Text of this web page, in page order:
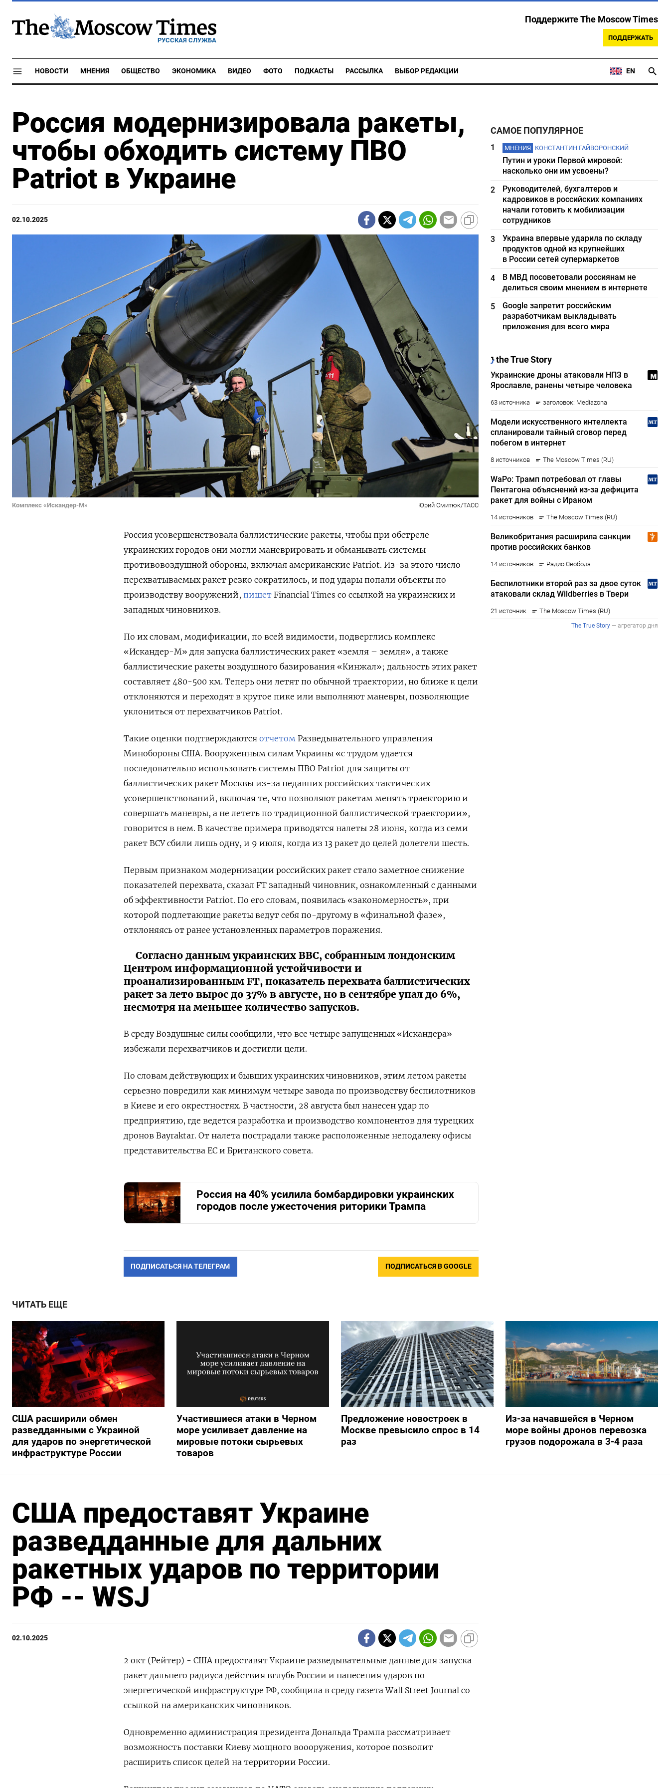
РУССКАЯ СЛУЖБА
Поддержите The Moscow Times
ПОДДЕРЖАТЬ
НОВОСТИ МНЕНИЯ ОБЩЕСТВО ЭКОНОМИКА ВИДЕО ФОТО ПОДКАСТЫ РАССЫЛКА ВЫБОР РЕДАКЦИИ EN
Россия модернизировала ракеты,
чтобы обходить систему ПВО
Patriot в Украине
02.10.2025
Комплекс «Искандер-М» Юрий Смитюк/ТАСС
Россия усовершенствовала баллистические ракеты, чтобы при обстреле
украинских городов они могли маневрировать и обманывать системы
противовоздушной обороны, включая американские Patriot. Из-за этого число
перехватываемых ракет резко сократилось, и под удары попали объекты по
производству вооружений, пишет Financial Times со ссылкой на украинских и
западных чиновников.
По их словам, модификации, по всей видимости, подверглись комплекс
«Искандер-М» для запуска баллистических ракет «земля – земля», а также
баллистические ракеты воздушного базирования «Кинжал»; дальность этих ракет
составляет 480-500 км. Теперь они летят по обычной траектории, но ближе к цели
отклоняются и переходят в крутое пике или выполняют маневры, позволяющие
уклониться от перехватчиков Patriot.
Такие оценки подтверждаются отчетом Разведывательного управления
Минобороны США. Вооруженным силам Украины «с трудом удается
последовательно использовать системы ПВО Patriot для защиты от
баллистических ракет Москвы из-за недавних российских тактических
усовершенствований, включая те, что позволяют ракетам менять траекторию и
совершать маневры, а не лететь по традиционной баллистической траектории»,
говорится в нем. В качестве примера приводятся налеты 28 июня, когда из семи
ракет ВСУ сбили лишь одну, и 9 июля, когда из 13 ракет до целей долетели шесть.
Первым признаком модернизации российских ракет стало заметное снижение
показателей перехвата, сказал FT западный чиновник, ознакомленный с данными
об эффективности Patriot. По его словам, появилась «закономерность», при
которой подлетающие ракеты ведут себя по-другому в «финальной фазе»,
отклоняясь от ранее установленных параметров поражения.
Согласно данным украинских ВВС, собранным лондонским
Центром информационной устойчивости и
проанализированным FT, показатель перехвата баллистических
ракет за лето вырос до 37% в августе, но в сентябре упал до 6%,
несмотря на меньшее количество запусков.
В среду Воздушные силы сообщили, что все четыре запущенных «Искандера»
избежали перехватчиков и достигли цели.
По словам действующих и бывших украинских чиновников, этим летом ракеты
серьезно повредили как минимум четыре завода по производству беспилотников
в Киеве и его окрестностях. В частности, 28 августа был нанесен удар по
предприятию, где ведется разработка и производство компонентов для турецких
дронов Bayraktar. От налета пострадали также расположенные неподалеку офисы
представительства ЕС и Британского совета.
Россия на 40% усилила бомбардировки украинских
городов после ужесточения риторики Трампа
ПОДПИСАТЬСЯ НА ТЕЛЕГРАМ ПОДПИСАТЬСЯ В GOOGLE
САМОЕ ПОПУЛЯРНОЕ
1 МНЕНИЯ КОНСТАНТИН ГАЙВОРОНСКИЙ
Путин и уроки Первой мировой:
насколько они им усвоены?
2
Руководителей, бухгалтеров и
кадровиков в российских компаниях
начали готовить к мобилизации
сотрудников
3
Украина впервые ударила по складу
продуктов одной из крупнейших
в России сетей супермаркетов
4
В МВД посоветовали россиянам не
делиться своим мнением в интернете
5
Google запретит российским
разработчикам выкладывать
приложения для всего мира
ЧИТАТЬ ЕЩЕ
США расширили обмен
разведданными с Украиной
для ударов по энергетической
инфраструктуре России
Участившиеся атаки в Черном
море усиливает давление на
мировые потоки сырьевых
товаров
Предложение новостроек в
Москве превысило спрос в 14
раз
Из-за начавшейся в Черном
море войны дронов перевозка
грузов подорожала в 3-4 раза
США предоставят Украине
разведданные для дальних
ракетных ударов по территории
РФ -- WSJ
02.10.2025
2 окт (Рейтер) - США предоставят Украине разведывательные данные для запуска
ракет дальнего радиуса действия вглубь России и нанесения ударов по
энергетической инфраструктуре РФ, сообщила в среду газета Wall Street Journal со
ссылкой на американских чиновников.
Одновременно администрация президента Дональда Трампа рассматривает
возможность поставки Киеву мощного воооружения, которое позволит
расширить список целей на территории России.